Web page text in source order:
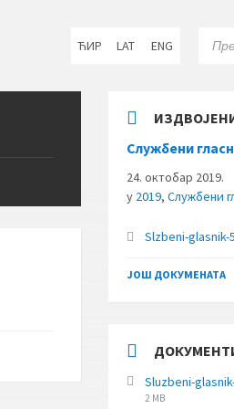
language:
ЋИР LAT ENG
Службени
24. октобар 2019.
у 2019,Службени
Slzbeni-glasnik-
ЈОШ ДОКУМЕНАТА
Sluzbeni-
File
2 MB